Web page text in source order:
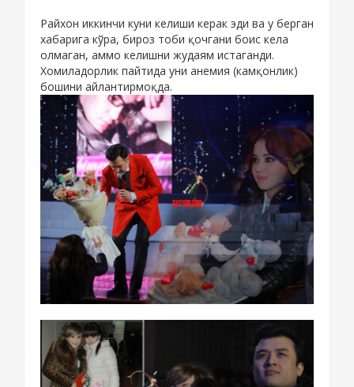
Райхон иккинчи куни келиши керак эди ва у берган
хабарига кўра, бироз тоби қочгани боис кела
олмаган, аммо келишни жудаям истаганди.
Хомиладорлик пайтида уни анемия (камқонлик)
бошини айлантирмоқда.